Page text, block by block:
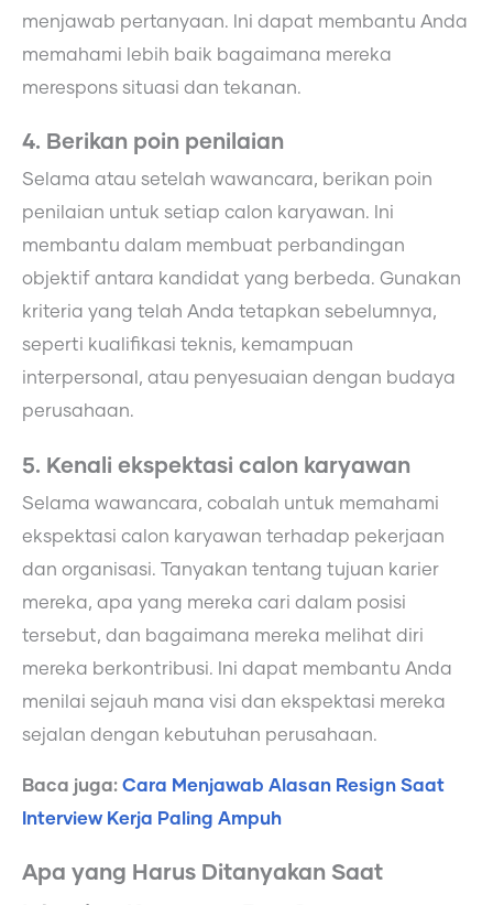
menjawab pertanyaan. Ini dapat membantu Anda
memahami lebih baik bagaimana mereka
merespons situasi dan tekanan.
4. Berikan poin penilaian
Selama atau setelah wawancara, berikan poin
penilaian untuk setiap calon karyawan. Ini
membantu dalam membuat perbandingan
objektif antara kandidat yang berbeda. Gunakan
kriteria yang telah Anda tetapkan sebelumnya,
seperti kualifikasi teknis, kemampuan
interpersonal, atau penyesuaian dengan budaya
perusahaan.
5. Kenali ekspektasi calon karyawan
Selama wawancara, cobalah untuk memahami
ekspektasi calon karyawan terhadap pekerjaan
dan organisasi. Tanyakan tentang tujuan karier
mereka, apa yang mereka cari dalam posisi
tersebut, dan bagaimana mereka melihat diri
mereka berkontribusi. Ini dapat membantu Anda
menilai sejauh mana visi dan ekspektasi mereka
sejalan dengan kebutuhan perusahaan.
Baca juga: Cara Menjawab Alasan Resign Saat
Interview Kerja Paling Ampuh
Apa yang Harus Ditanyakan Saat